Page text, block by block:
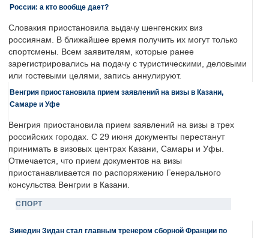
России: а кто вообще дает?
Словакия приостановила выдачу шенгенских виз
россиянам. В ближайшее время получить их могут только
спортсмены. Всем заявителям, которые ранее
зарегистрировались на подачу с туристическими, деловыми
или гостевыми целями, запись аннулируют.
Венгрия приостановила прием заявлений на визы в Казани,
Самаре и Уфе
Венгрия приостановила прием заявлений на визы в трех
российских городах. С 29 июня документы перестанут
принимать в визовых центрах Казани, Самары и Уфы.
Отмечается, что прием документов на визы
приостанавливается по распоряжению Генерального
консульства Венгрии в Казани.
СПОРТ
Зинедин Зидан стал главным тренером сборной Франции по